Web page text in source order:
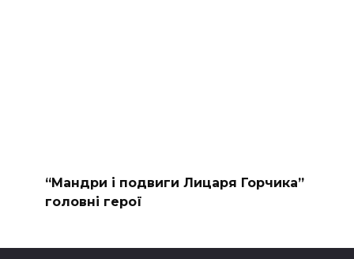
“Мандри і подвиги Лицаря Горчика”
головні герої